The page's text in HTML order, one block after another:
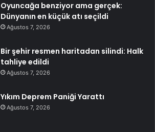
Oyuncağa benziyor ama gerçek:
Dünyanın en küçük atı seçildi
Ağustos 7, 2026
Bir şehir resmen haritadan silindi: Halk
tahliye edildi
Ağustos 7, 2026
Yıkım Deprem Paniği Yarattı
Ağustos 7, 2026